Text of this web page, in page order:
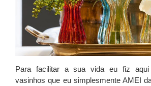
Para facilitar a sua vida eu fiz
vasinhos que eu simplesmente AMEI